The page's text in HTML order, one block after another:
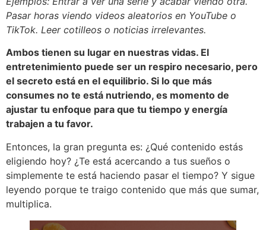
Pasar horas viendo videos aleatorios en YouTube o
TikTok. Leer cotilleos o noticias irrelevantes.
Ambos tienen su lugar en nuestras vidas. El
entretenimiento puede ser un respiro necesario, pero
el secreto está en el equilibrio. Si lo que más
consumes no te está nutriendo, es momento de
ajustar tu enfoque para que tu tiempo y energía
trabajen a tu favor.
Entonces, la gran pregunta es: ¿Qué contenido estás
eligiendo hoy? ¿Te está acercando a tus sueños o
simplemente te está haciendo pasar el tiempo? Y sigue
leyendo porque te traigo contenido que más que sumar,
multiplica.